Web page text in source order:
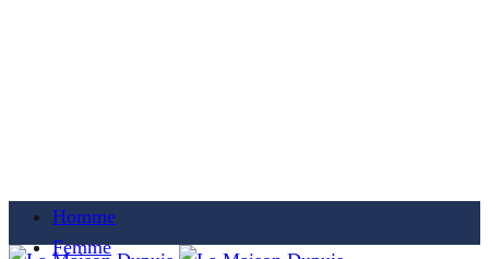
Homme
Femme